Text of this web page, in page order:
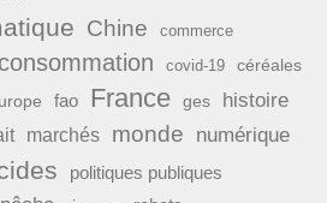
Chine commerce
consommation covid-19 céréales
fao France ges histoire
marchés monde numérique
politiques publiques